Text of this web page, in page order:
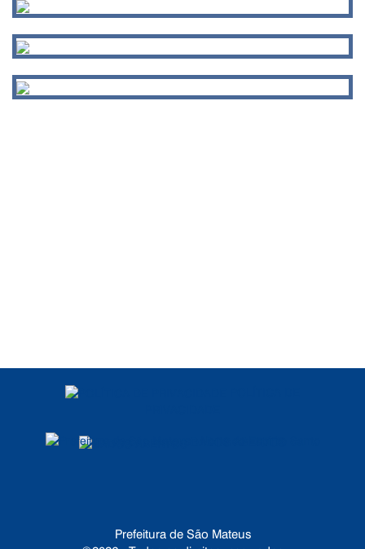
Prefeitura de São Mateus